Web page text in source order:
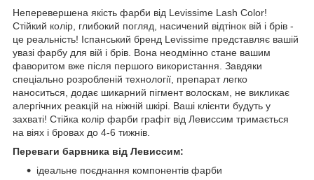
Неперевершена якість фарби від Levissime Lash Color!
Стійкий колір, глибокий погляд, насичений відтінок вій і брів -
це реальність! Іспанський бренд Levissime представляє вашій
увазі фарбу для вій і брів. Вона неодмінно стане вашим
фаворитом вже після першого використання. Завдяки
спеціально розробленій технології, препарат легко
наноситься, додає шикарний пігмент волоскам, не викликає
алергічних реакцій на ніжній шкірі. Ваші клієнти будуть у
захваті! Стійка колір фарби графіт від Левиссим тримається
на віях і бровах до 4-6 тижнів.
Переваги барвника від Левиссим:
ідеальне поєднання компонентів фарби